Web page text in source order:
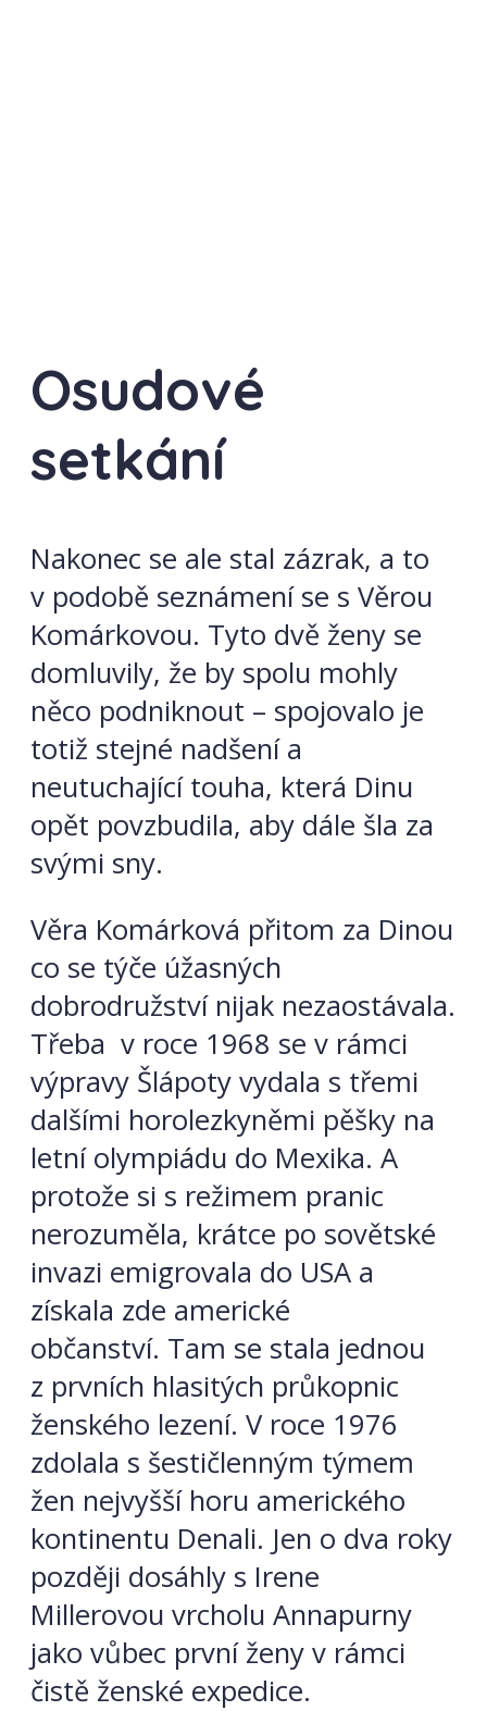
Osudové
setkání
Nakonec se ale stal zázrak, a to
v podobě seznámení se s Věrou
Komárkovou. Tyto dvě ženy se
domluvily, že by spolu mohly
něco podniknout – spojovalo je
totiž stejné nadšení a
neutuchající touha, která Dinu
opět povzbudila, aby dále šla za
svými sny.
Věra Komárková přitom za Dinou
co se týče úžasných
dobrodružství nijak nezaostávala.
Třeba v roce 1968 se v rámci
výpravy Šlápoty vydala s třemi
dalšími horolezkyněmi pěšky na
letní olympiádu do Mexika. A
protože si s režimem pranic
nerozuměla, krátce po sovětské
invazi emigrovala do USA a
získala zde americké
občanství. Tam se stala jednou
z prvních hlasitých průkopnic
ženského lezení. V roce 1976
zdolala s šestičlenným týmem
žen nejvyšší horu amerického
kontinentu Denali. Jen o dva roky
později dosáhly s Irene
Millerovou vrcholu Annapurny
jako vůbec první ženy v rámci
čistě ženské expedice.